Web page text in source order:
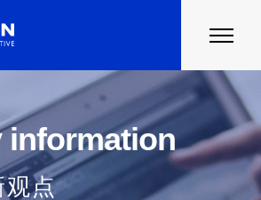
案例
行业资讯
关于云度
联系我们
information
观点